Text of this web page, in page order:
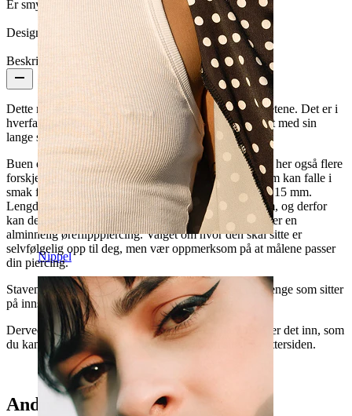
Nippel
Er smykket belagt?: Ja, kulen
Design Height: 15 mm
Beskrivelse
Dette må være en av de litt mer opsiktsvekkende labretene. Det er i
hverfall vanskelig å ikke legge merke til dette smykket med sin
lange stenbelagte bue.
Buen er laget av messing, og deretter belagt og du har her også flere
forskjellige farger å velge mellom. Rosegull er noe som kan falle i
smak for deg. Buen er forholdsvis lang, den måler ca 15 mm.
Lengden på den øvre delen av dette smykket er 15mm, og derfor
kan den også sitte som en utrolig fet helix peircing, eller en
alminnelig øreflipppiercing. Valget om hvor den skal sitte er
selvfølgelig opp til deg, men vær oppmerksom på at målene passer
din piercing.
Staven kommer i flere lengder og er utstyrt med en gjenge som sitter
på innsiden av staven.
Derved slipper du å stikke deg på smykket når du setter det inn, som
du kan gjøre med allminnelige gjenger som sitter på yttersiden.
Andre har også kjøpt